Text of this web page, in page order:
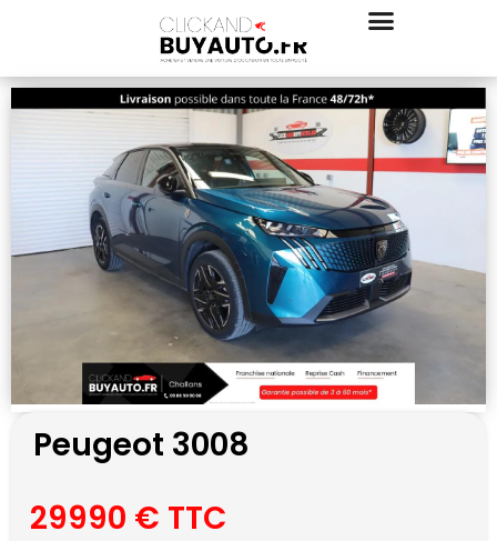
Peugeot 3008
29990 € TTC